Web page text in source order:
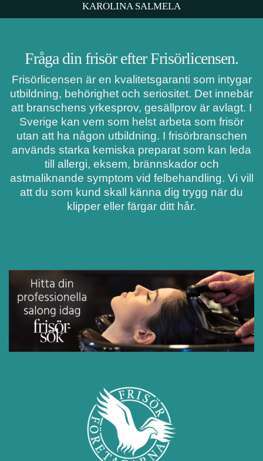
KAROLINA SALMELA
Fråga din frisör efter Frisörlicensen.
Frisörlicensen är en kvalitetsgaranti som intygar
utbildning, behörighet och seriositet. Det innebär
att branschens yrkesprov, gesällprov är avlagt. I
Sverige kan vem som helst arbeta som frisör
utan att ha någon utbildning. I frisörbranschen
används starka kemiska preparat som kan leda
till allergi, eksem, brännskador och
astmaliknande symptom vid felbehandling. Vi vill
att du som kund skall känna dig trygg när du
klipper eller färgar ditt hår.